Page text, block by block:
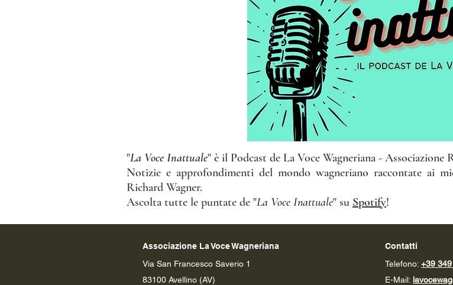
"La Voce Inattuale" è il Podcast de La Voce Wagneriana -
Notizie e approfondimenti del mondo wagneriano raccontate ai
Richard Wagner.
Ascolta tutte le puntate de "La Voce Inattuale" su Spotify!
Associazione La Voce Wagneriana
Via San Francesco Saverio 1
83100 Avellino (AV)
Contatti
Telefono: +39
E-Mail: